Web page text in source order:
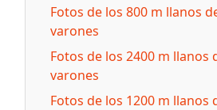
Fotos de los 800 m llanos
varones
Fotos de los 2400 m llanos
varones
Fotos de los 1200 m llanos